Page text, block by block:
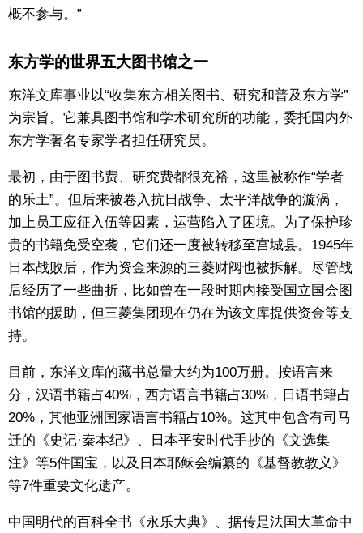
概不参与。”
东方学的世界五大图书馆之一
东洋文库事业以“收集东方相关图书、研究和普及东方学”
为宗旨。它兼具图书馆和学术研究所的功能，委托国内外
东方学著名专家学者担任研究员。
最初，由于图书费、研究费都很充裕，这里被称作“学者
的乐土”。但后来被卷入抗日战争、太平洋战争的漩涡，
加上员工应征入伍等因素，运营陷入了困境。为了保护珍
贵的书籍免受空袭，它们还一度被转移至宫城县。1945年
日本战败后，作为资金来源的三菱财阀也被拆解。尽管战
后经历了一些曲折，比如曾在一段时期内接受国立国会图
书馆的援助，但三菱集团现在仍在为该文库提供资金等支
持。
目前，东洋文库的藏书总量大约为100万册。按语言来
分，汉语书籍占40%，西方语言书籍占30%，日语书籍占
20%，其他亚洲国家语言书籍占10%。这其中包含有司马
迁的《史记·秦本纪》、日本平安时代手抄的《文选集
注》等5件国宝，以及日本耶稣会编纂的《基督教教义》
等7件重要文化遗产。
中国明代的百科全书《永乐大典》、据传是法国大革命中